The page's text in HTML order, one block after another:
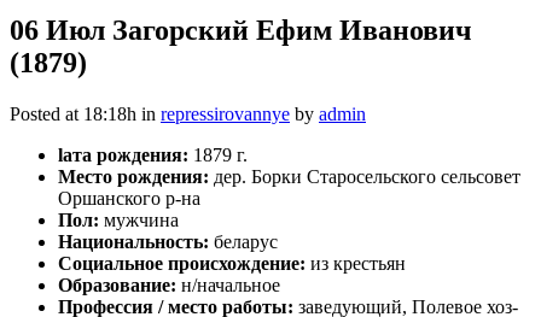
06 Июл Загорский Ефим Иванович
(1879)
Posted at 18:18h in repressirovannye by admin
lата рождения: 1879 г.
Место рождения: дер. Борки Старосельского сельсовет
Оршанского р-на
Пол: мужчина
Национальность: беларус
Социальное происхождение: из крестьян
Образование: н/начальное
Профессия / место работы: заведующий, Полевое хоз-